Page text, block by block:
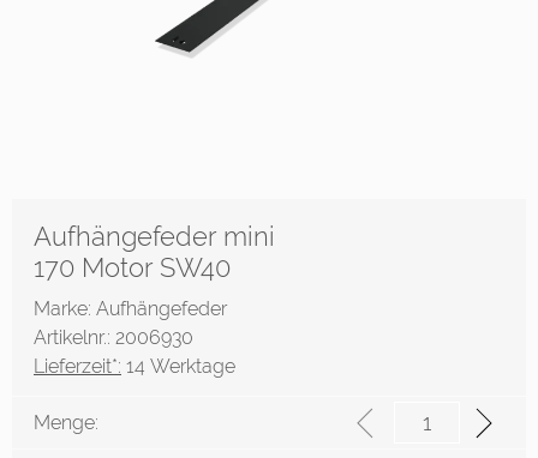
Aufhängefeder mini
170 Motor SW40
Marke: Aufhängefeder
Artikelnr.: 2006930
Lieferzeit*: 14 Werktage
Menge: